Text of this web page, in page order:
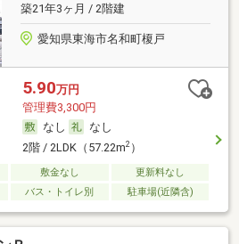
築21年3ヶ月 / 2階建
愛知県東海市名和町榎戸
5.90万円
管理費3,300円
なし
なし
2階 / 2LDK（57.22m2）
敷金なし
更新料なし
バス・トイレ別 駐車場(近隣含)